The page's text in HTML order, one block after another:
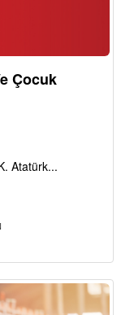
Çocuk
Atatürk...